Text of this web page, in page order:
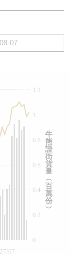
27/07
0
0.2
0.4
0.6
0.8
1
1.2
牛
熊
證
街
貨
量
︵
百
萬
份
︶